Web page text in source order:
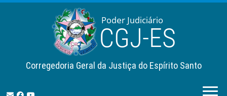
Corregedoria Geral da Justiça do Espírito Santo